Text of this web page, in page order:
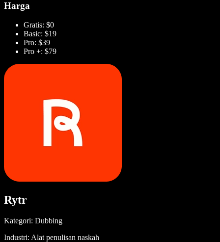
Harga
Gratis: $0
Basic: $19
Pro: $39
Pro +: $79
Rytr
Kategori: Dubbing
Industri: Alat penulisan naskah